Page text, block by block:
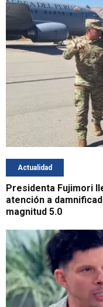
Actualidad
Presidenta Fujimori
atención a
magnitud 5.0